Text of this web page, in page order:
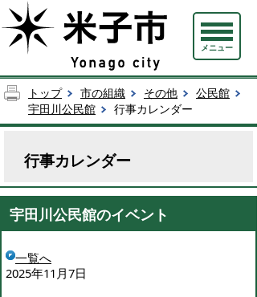
メニュー
トップ 市の組織 その他
公民館
宇田川公民館
行事カレンダー
行事カレンダー
宇田川公民館のイベント
一覧へ
2025年11月7日